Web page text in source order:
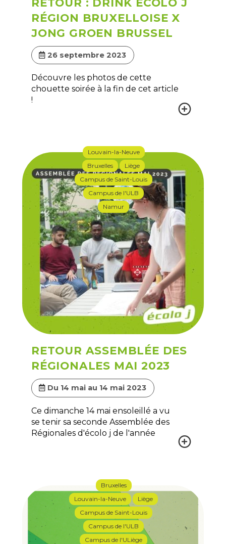
RÉGION BRUXELLOISE X
JONG GROEN BRUSSEL
26 septembre 2023
Découvre les photos de cette
chouette soirée à la fin de cet article
!
Louvain-la-Neuve
Bruxelles
Liège
Campus de Saint-Louis
Campus de l'ULB
Namur
RETOUR ASSEMBLÉE DES
RÉGIONALES MAI 2023
Du 14 mai au 14 mai 2023
Ce dimanche 14 mai ensoleillé a vu
se tenir sa seconde Assemblée des
Régionales d'écolo j de l'année
Bruxelles
Louvain-la-Neuve
Liège
Campus de Saint-Louis
Campus de l'ULB
Campus de l'ULiège